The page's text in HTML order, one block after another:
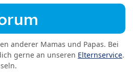
anderer Mamas und Papas. Bei
gerne an unseren Elternservice.